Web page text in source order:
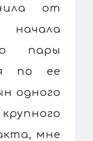
от
начала
пары
по ее
одного
мне